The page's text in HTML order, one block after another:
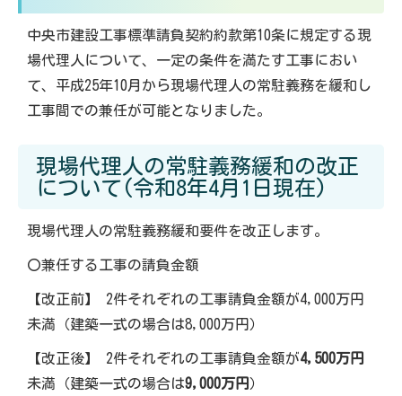
中央市建設工事標準請負契約約款第10条に規定する現
場代理人について、一定の条件を満たす工事におい
て、平成25年10月から現場代理人の常駐義務を緩和し
工事間での兼任が可能となりました。
現場代理人の常駐義務緩和の改正
について(令和8年4月1日現在)
現場代理人の常駐義務緩和要件を改正します。
〇兼任する工事の請負金額
【改正前】 2件それぞれの工事請負金額が4,000万円
未満（建築一式の場合は8,000万円）
【改正後】 2件それぞれの工事請負金額が4,500万円
未満（建築一式の場合は9,000万円 ）